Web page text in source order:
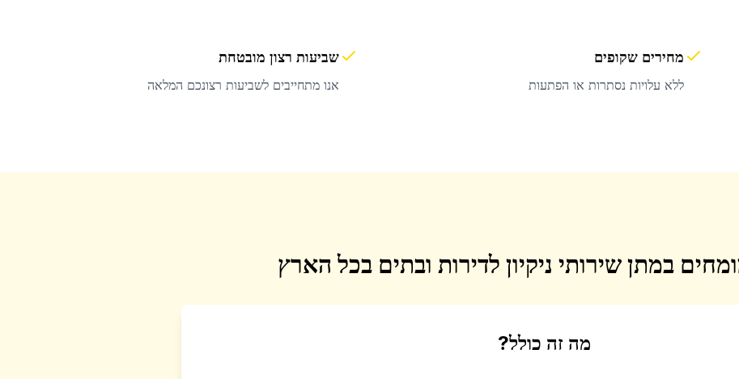
מחירים שקופים
ללא עלויות נסתרות או הפתעות
שביעות רצון מובטחת
אנו מתחייבים לשביעות רצונכם המלאה
במתן שירותי ניקיון לדירות ובתים בכל הארץ
מה זה כולל?